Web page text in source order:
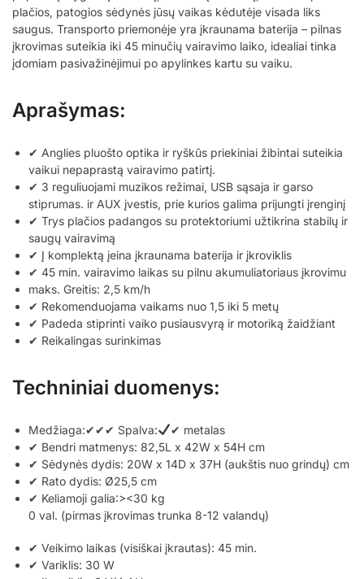
plačios, patogios sėdynės jūsų vaikas kėdutėje visada liks
saugus. Transporto priemonėje yra įkraunama baterija – pilnas
įkrovimas suteikia iki 45 minučių vairavimo laiko, idealiai tinka
įdomiam pasivažinėjimui po apylinkes kartu su vaiku.
Aprašymas:
✔ Anglies pluošto optika ir ryškūs priekiniai žibintai suteikia
vaikui nepaprastą vairavimo patirtį.
✔ 3 reguliuojami muzikos režimai, USB sąsaja ir garso
stiprumas. ir AUX įvestis, prie kurios galima prijungti įrenginį
✔ Trys plačios padangos su protektoriumi užtikrina stabilų ir
saugų vairavimą
✔ Į komplektą įeina įkraunama baterija ir įkroviklis
✔ 45 min. vairavimo laikas su pilnu akumuliatoriaus įkrovimu
maks. Greitis: 2,5 km/h
✔ Rekomenduojama vaikams nuo 1,5 iki 5 metų
✔ Padeda stiprinti vaiko pusiausvyrą ir motoriką žaidžiant
✔ Reikalingas surinkimas
Techniniai duomenys:
Medžiaga:✔✔✔ Spalva:
✔ metalas
✔ Bendri matmenys: 82,5L x 42W x 54H cm
✔ Sėdynės dydis: 20W x 14D x 37H (aukštis nuo grindų) cm
✔ Rato dydis: Ø25,5 cm
✔ Keliamoji galia:><30 kg
0 val. (pirmas įkrovimas trunka 8-12 valandų)
✔ Veikimo laikas (visiškai įkrautas): 45 min.
✔ Variklis: 30 W